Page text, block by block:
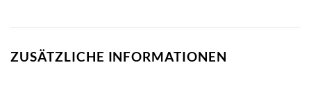
ZUSÄTZLICHE INFORMATIONEN